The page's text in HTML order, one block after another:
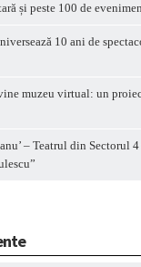
și peste 100 de
10 ani de
muzeu virtual: un
– Teatrul din Sectorul